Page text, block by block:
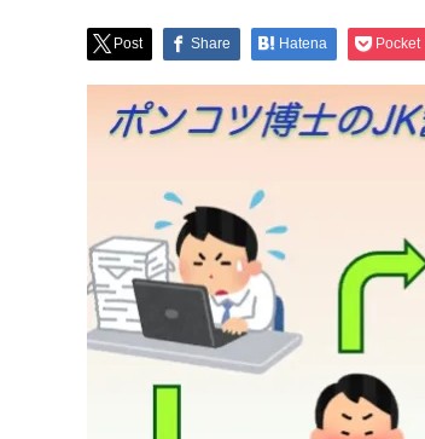
Post Share Hatena Pocket